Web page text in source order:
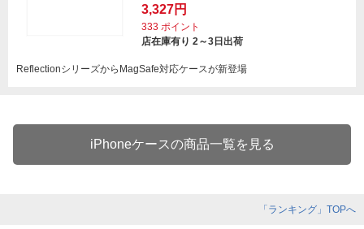
3,327円
333 ポイント
店在庫有り 2～3日出荷
ReflectionシリーズからMagSafe対応ケースが新登場
iPhoneケースの商品一覧を見る
「ランキング」TOPへ